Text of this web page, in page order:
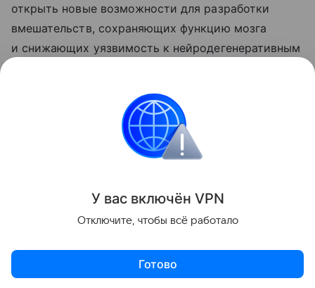
открыть новые возможности для разработки
вмешательств, сохраняющих функцию мозга
и снижающих уязвимость к нейродегенеративным
Поделиться
У вас включён VPN
Отключите, чтобы всё работало
Готово